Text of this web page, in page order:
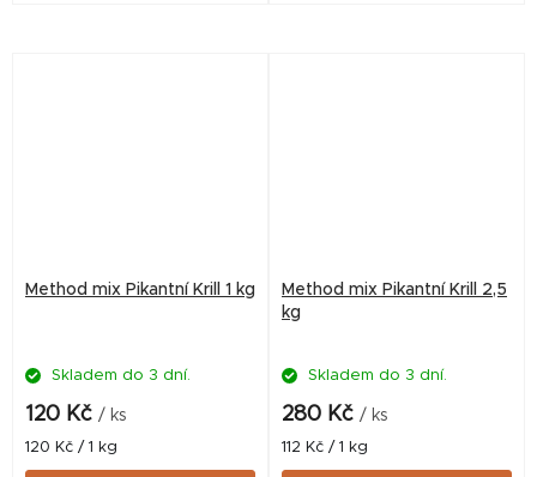
Method mix Pikantní Krill 1 kg
Skladem do 3 dní.
120 Kč / ks
Měrná
cena:
120 Kč / 1 kg
Method mix Pikantní Krill 2,5
kg
Skladem do 3 dní.
280 Kč / ks
Měrná
cena:
112 Kč / 1 kg